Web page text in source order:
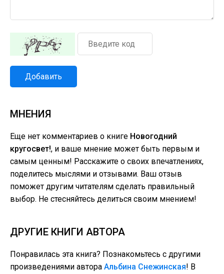
Добавить
МНЕНИЯ
Еще нет комментариев о книге Новогодний
кругосвет!, и ваше мнение может быть первым и
самым ценным! Расскажите о своих впечатлениях,
поделитесь мыслями и отзывами. Ваш отзыв
поможет другим читателям сделать правильный
выбор. Не стесняйтесь делиться своим мнением!
ДРУГИЕ КНИГИ АВТОРА
Понравилась эта книга? Познакомьтесь с другими
произведениями автора Альбина Снежинская! В